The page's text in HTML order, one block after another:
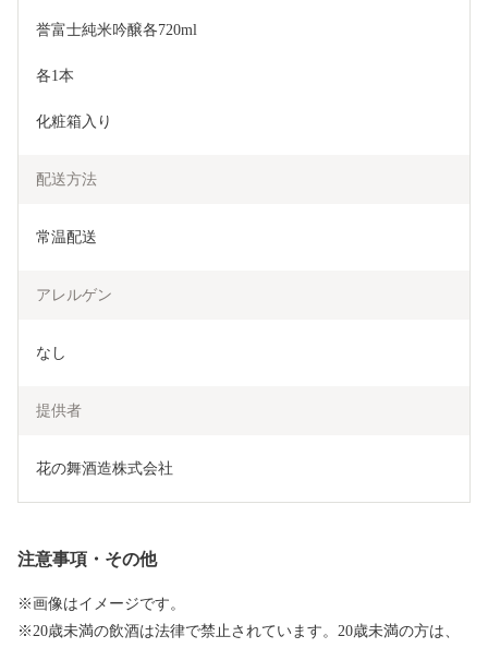
誉富士純米吟醸各720ml
各1本
化粧箱入り
配送方法
常温配送
アレルゲン
なし
提供者
花の舞酒造株式会社
注意事項・その他
※画像はイメージです。
※20歳未満の飲酒は法律で禁止されています。20歳未満の方は、